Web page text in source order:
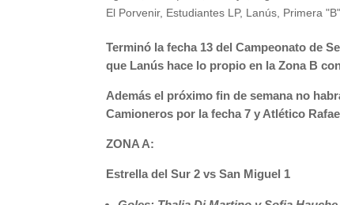
El Porvenir, Estudiantes LP, Lanús Primera "B"
Terminó la fecha 13 del Campeonato de
que Lanús hace lo propio en la Zona B
Además el próximo fin de semana no
Camioneros por la fecha 7 y Atlético
ZONA A:
Estrella del Sur 2 vs San Miguel 1